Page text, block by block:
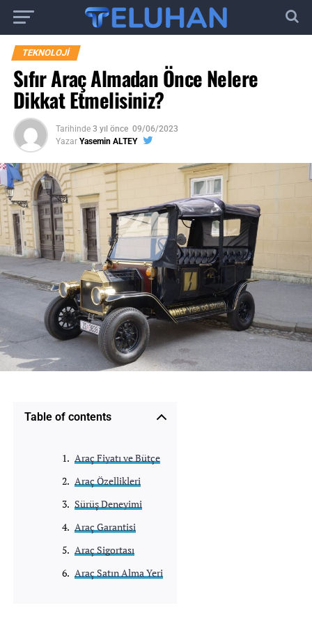
TEKNOLOJI
Sıfır Araç Almadan Önce Nelere
Dikkat Etmelisiniz?
Tarihinde 3 yıl önce 09/06/2023
Yazar Yasemin ALTEY
Table of contents
Araç Fiyatı ve Bütçe
Araç Özellikleri
Sürüş Deneyimi
Araç Garantisi
Araç Sigortası
Araç Satın Alma Yeri